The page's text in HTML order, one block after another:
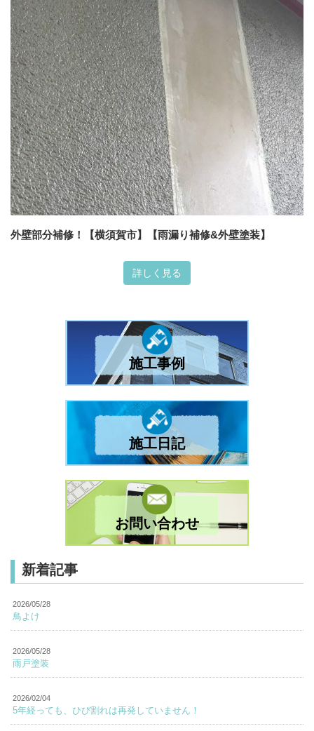
外壁部分補修！【横須賀市】【雨漏り補修&外壁塗装】
詳しく見る
施工事例
施工日記
お問い合わせ
新着記事
2026/05/28
鳥よけ
2026/05/28
雨戸塗装
2026/02/04
5年経っても、ひび割れは再発していません！